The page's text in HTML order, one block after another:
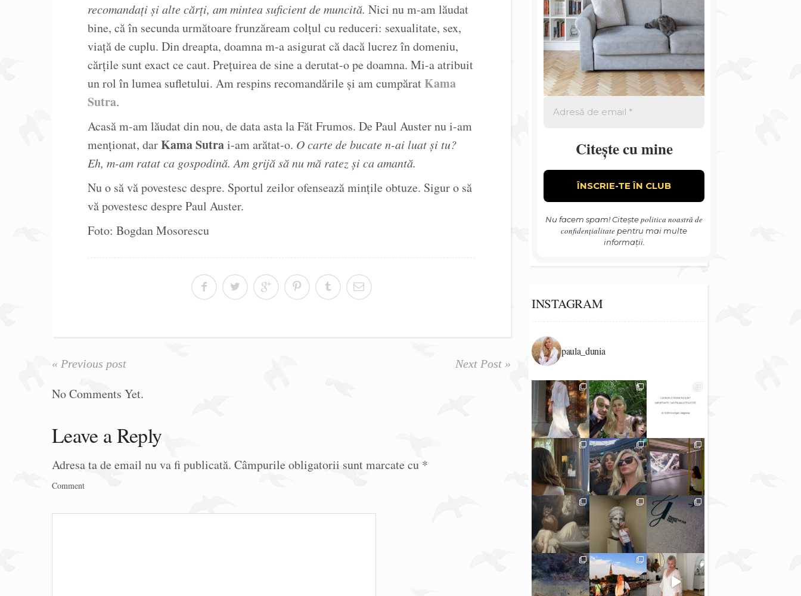
recomandați și alte cărți, am mintea suficient de muncită. Nici nu m-am lăudat
bine, că în secunda următoare frunzăream colțul cu reduceri: sexualitate, sex,
viață de cuplu. Din dreapta, doamna m-a asigurat că dacă lucrez în domeniu,
cărțile sunt exact ce caut. Prețuirea de sine a derutat-o pe doamna. Mi-a atribuit
un rol în lumea sufletului. Am respins recomandările și am cumpărat Kama
Sutra.
Acasă m-am lăudat din nou, de data asta la Făt Frumos. De Paul Auster nu i-am
menționat, darKama Sutrai-am arătat-o. O carte de bucate n-ai luat și tu?
Eh, m-am ratat ca gospodină. Am grijă să nu mă ratez și ca amantă.
Nu o să vă povestesc despre. Sportul zeilor ofensează mințile obtuze. Sigur o să
vă povestesc despre Paul Auster.
Foto: Bogdan Mosorescu
« Previous post Next Post »
No Comments Yet.
Leave a Reply
Adresa ta de email nu va fi publicată. Câmpurile obligatorii sunt marcate cu *
Comment
Citește cu mine
Nu facem spam! Citeștepolitica noastră de
confidențialitate pentru mai multe
informații.
INSTAGRAM
paula_dunia